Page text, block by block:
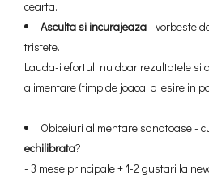
cearta.
Asculta si incurajeaza- vorbeste
tristete.
Lauda-i efortul, nu doar rezultatele si
alimentare (timp de joaca, o iesire in
Obiceiuri alimentare sanatoase -
echilibrata?
- 3 mese principale + 1-2 gustari la